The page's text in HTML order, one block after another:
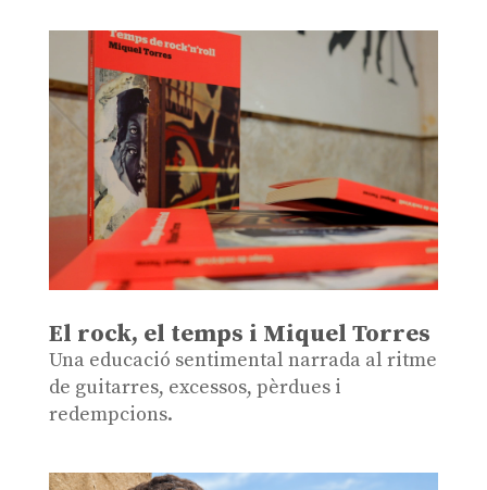
El rock, el temps i Miquel Torres
Una educació sentimental narrada al ritme
de guitarres, excessos, pèrdues i
redempcions.